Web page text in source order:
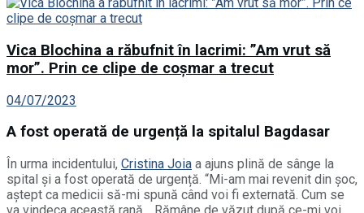
Vica Blochina a răbufnit în lacrimi: ”Am vrut să
mor”. Prin ce clipe de coșmar a trecut
04/07/2023
A fost operată de urgență la spitalul Bagdasar
În urma incidentului, Cristina Joia a ajuns plină de sânge la
spital și a fost operată de urgență. “Mi-am mai revenit din șoc,
aștept ca medicii să-mi spună când voi fi externată. Cum se